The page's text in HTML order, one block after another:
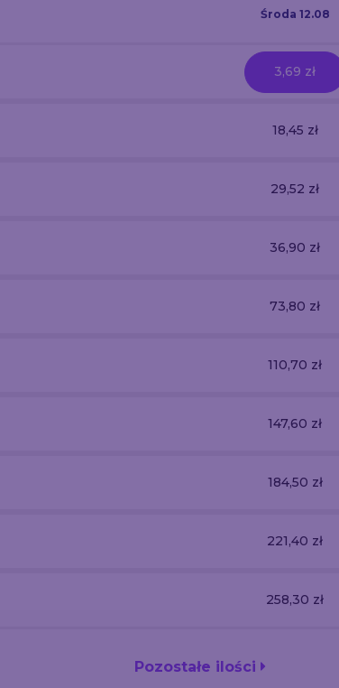
Środa 12.08
3,69 zł
18,45 zł
29,52 zł
36,90 zł
73,80 zł
110,70 zł
147,60 zł
184,50 zł
221,40 zł
258,30 zł
Pozostałe ilości